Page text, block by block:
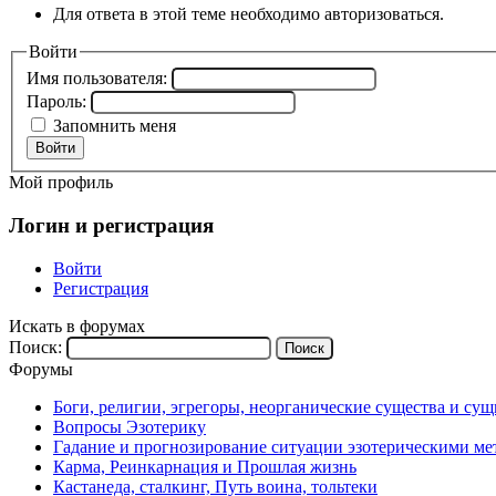
Для ответа в этой теме необходимо авторизоваться.
Войти
Имя пользователя:
Пароль:
Запомнить меня
Войти
Мой профиль
Логин и регистрация
Войти
Регистрация
Искать в форумах
Поиск:
Форумы
Боги, религии, эгрегоры, неорганические существа и
Вопросы Эзотерику
Гадание и прогнозирование ситуации эзотерическими
Карма, Реинкарнация и Прошлая жизнь
Кастанеда, сталкинг, Путь воина, тольтеки